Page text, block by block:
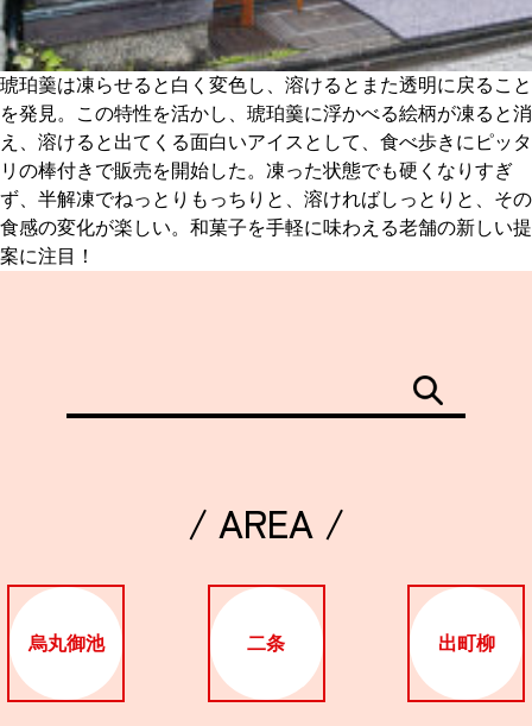
琥珀羹は凍らせると白く変色し、溶けるとまた透明に戻ること
を発見。この特性を活かし、琥珀羹に浮かべる絵柄が凍ると消
え、溶けると出てくる面白いアイスとして、食べ歩きにピッタ
リの棒付きで販売を開始した。凍った状態でも硬くなりすぎ
ず、半解凍でねっとりもっちりと、溶ければしっとりと、その
食感の変化が楽しい。和菓子を手軽に味わえる老舗の新しい提
案に注目！
/ AREA /
烏丸御池 二条 出町柳